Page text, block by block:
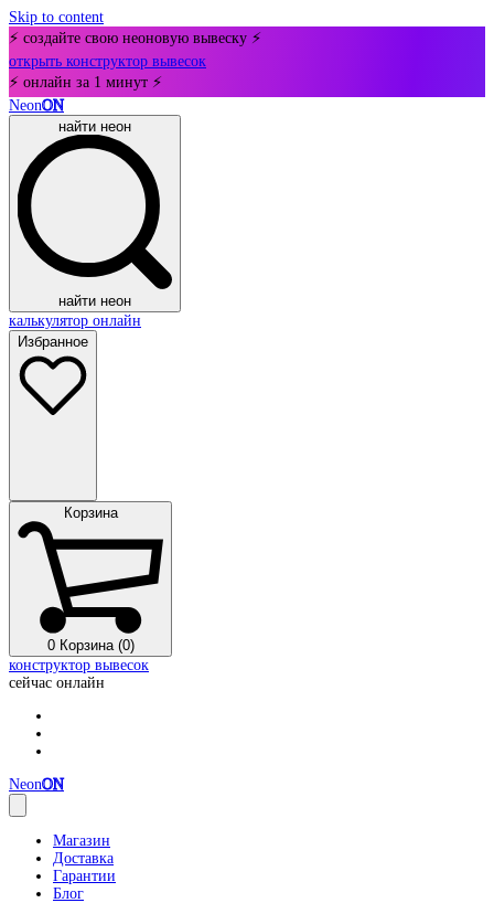
Skip to content
⚡ создайте свою неоновую вывеску ⚡
открыть конструктор вывесок
⚡ онлайн за 1 минут ⚡
NeonON
найти неон
найти неон
калькулятор онлайн
Избранное
Корзина
0 Корзина (0)
конструктор вывесок
сейчас онлайн
NeonON
Магазин
Доставка
Гарантии
Блог